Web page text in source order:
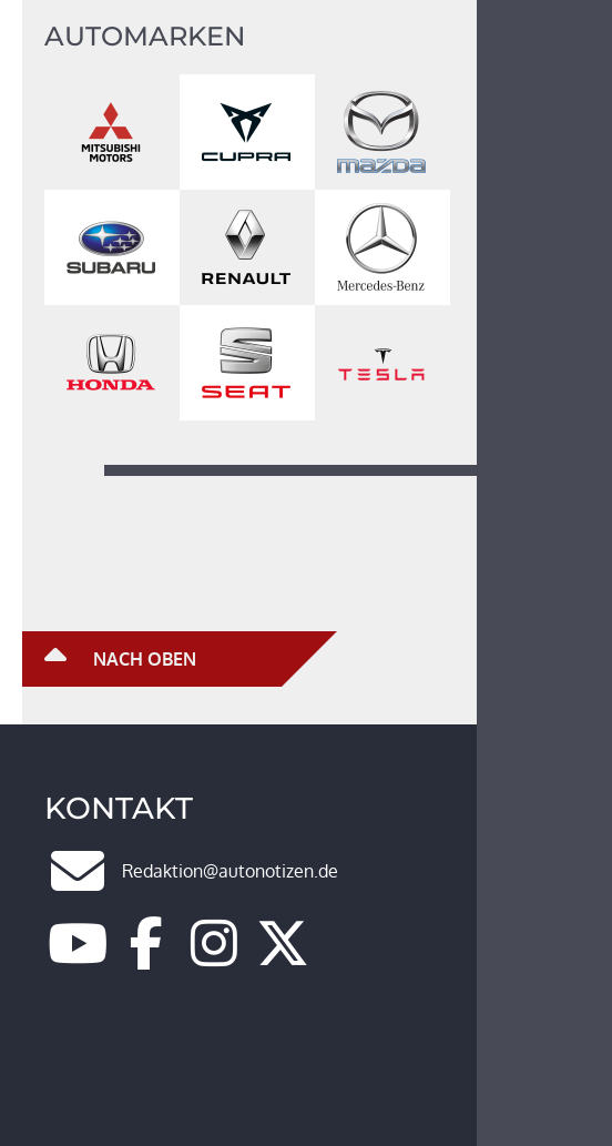
AUTOMARKEN
NACH OBEN
KONTAKT
Redaktion@autonotizen.de